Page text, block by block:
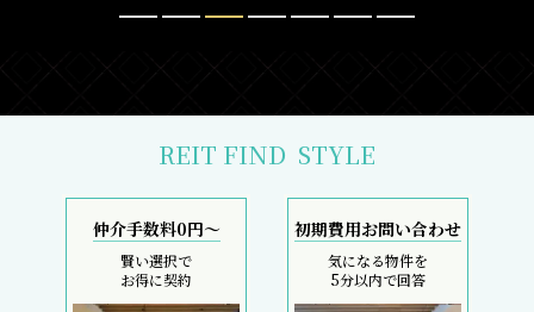
REIT FIND STYLE
仲介手数料0円～
賢い選択で
お得に契約
初期費用お問い合わせ
気になる物件を
5分以内で回答